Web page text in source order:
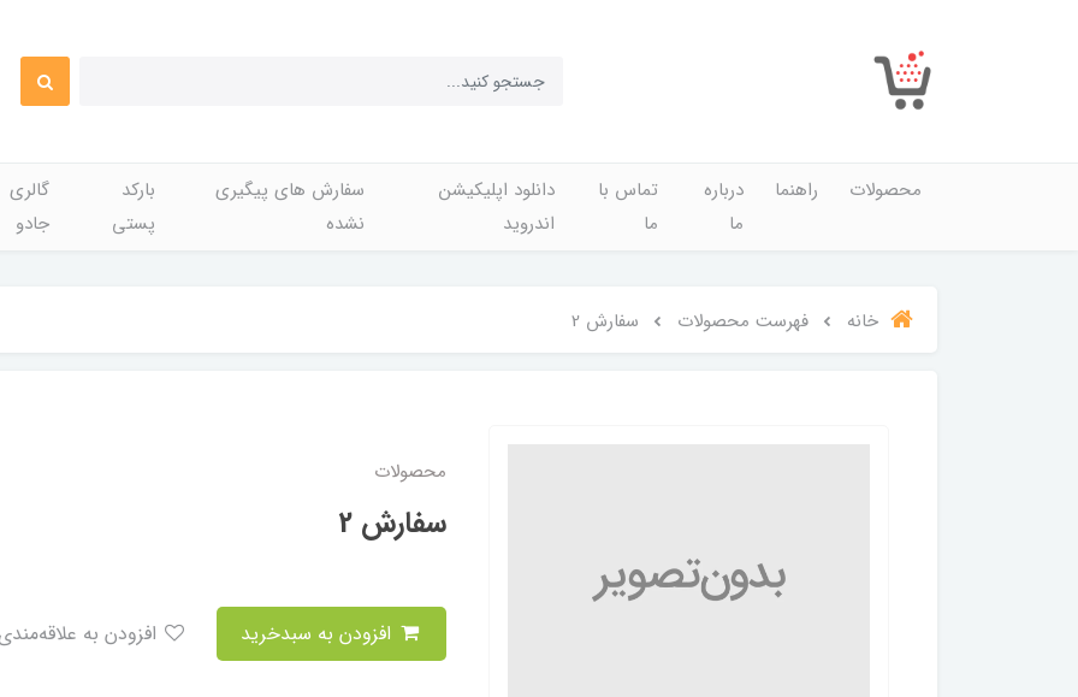
محصولات راهنما
درباره
ما
تماس با
ما
دانلود اپلیکیشن
اندروید
سفارش های پیگیری
نشده
بارکد
پستی
گالری
جادو
خانه فهرست محصولات سفارش 2
محصولات
سفارش 2